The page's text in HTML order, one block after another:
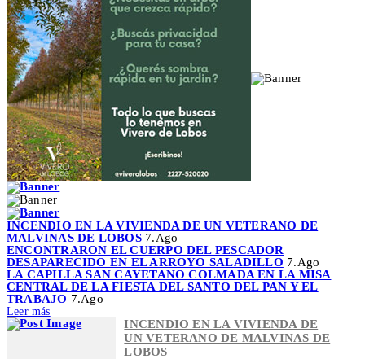
INCENDIO EN LA VIVIENDA DE UN VETERANO DE
MALVINAS DE LOBOS 7.Ago
ENCONTRARON EL CUERPO DEL PESCADOR
DESAPARECIDO EN EL ARROYO SALADILLO 7.Ago
LA CAPILLA SAN CAYETANO COLMADA EN LA MISA
CENTRAL DE LA FIESTA DEL SANTO DEL PAN Y EL
TRABAJO 7.Ago
Leer más
INCENDIO EN LA VIVIENDA DE
UN VETERANO DE MALVINAS DE
LOBOS